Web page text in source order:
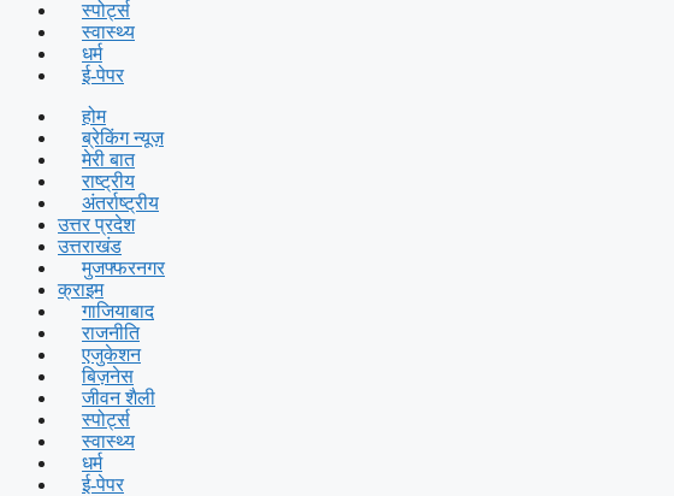
स्पोर्ट्स
स्वास्थ्य
धर्म
ई-पेपर
होम
ब्रेकिंग न्यूज़
मेरी बात
राष्ट्रीय
अंतर्राष्ट्रीय
उत्तर प्रदेश
उत्तराखंड
मुजफ्फरनगर
क्राइम
गाजियाबाद
राजनीति
एजुकेशन
बिज़नेस
जीवन शैली
स्पोर्ट्स
स्वास्थ्य
धर्म
ई-पेपर